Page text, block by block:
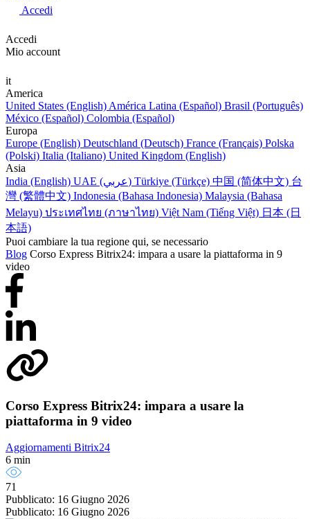
Accedi
Accedi
Mio account
it
America
United States (English) América Latina (Español) Brasil (Português)
México (Español) Colombia (Español)
Europa
Europe (English) Deutschland (Deutsch) France (Français) Polska
(Polski) Italia (Italiano) United Kingdom (English)
Asia
India (English)
UAE (عربي) Türkiye (Türkçe) 中国 (简体中文) 台
灣 (繁體中文) Indonesia (Bahasa Indonesia) Malaysia (Bahasa
Melayu) ประเทศไทย (ภาษาไทย) Việt Nam (Tiếng Việt) 日本 (日
本語)
Puoi cambiare la tua regione qui, se necessario
Blog Corso Express Bitrix24: impara a usare la piattaforma in 9
video
Corso Express Bitrix24: impara a usare la
piattaforma in 9 video
Aggiornamenti Bitrix24
6 min
71
Pubblicato: 16 Giugno 2026
Pubblicato: 16 Giugno 2026